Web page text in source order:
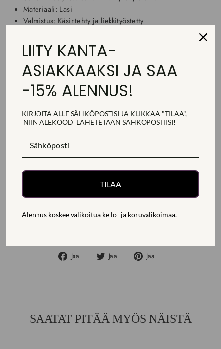
Materiaali: Lasi
Valmistus: Käsintehty ja liekkityöstetty
Konepesu: Konepesun kestävä matalassa lämpötilassa
(suositus 40 °C)
Ei sovellu korkeille lämpötiloille, kiehuvalle vedelle tai
mikroaaltouuniin
Ichendorf Milano Tumbler Blue Peacock Juomalasi 09352404
on tyylikäs ja ilahduttava lisä kattaukseen, jossa yhdistyvät
laadukas käsityö ja oivaltava muotoilu. Tilaa nyt nopealla
Ichendorf Milano lasituotteisiin!
Jaa Jaa
Jaa
Jaa
SAATAT PITÄÄ MYÖS NÄISTÄ
LIITY KANTA-
ASIAKKAAKSI JA SAA
-15% ALENNUS!
KIRJOITA ALLE SÄHKÖPOSTISI JA KLIKKAA "TILAA",
NIIN ALEKOODI LÄHETETÄÄN SÄHKÖPOSTIISI!
TILAA
Alennus koskee valikoitua kello- ja koruvalikoimaa.